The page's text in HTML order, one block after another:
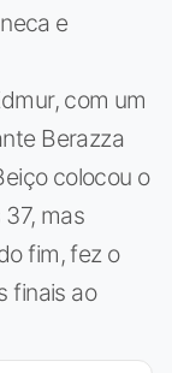
e
com um
Berazza
colocou o
mas
fim, fez o
finais ao